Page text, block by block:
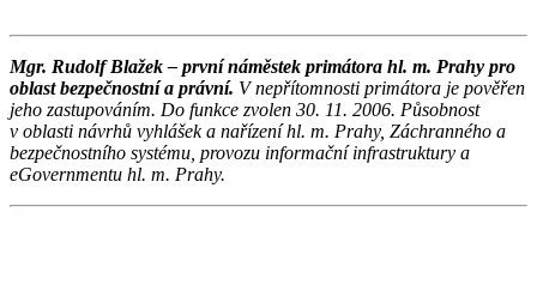
Mgr. Rudolf Blažek – první náměstek primátora hl. m. Prahy pro
oblast bezpečnostní a právní. V nepřítomnosti primátora je pověřen
jeho zastupováním. Do funkce zvolen 30. 11. 2006. Působnost
v oblasti návrhů vyhlášek a nařízení hl. m. Prahy, Záchranného a
bezpečnostního systému, provozu informační infrastruktury a
eGovernmentu hl. m. Prahy.